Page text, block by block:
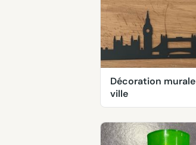
Décoration murale
ville